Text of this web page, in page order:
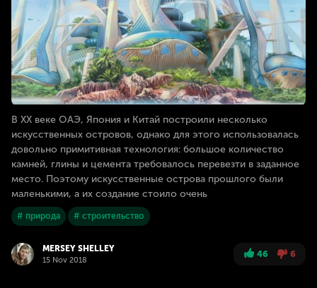
В XX веке ОАЭ, Япония и Китай построили несколько
искусственных островов, однако для этого использовалась
довольно примитивная технология: большое количество
камней, глины и цемента требовалось перевезти в заданное
место. Поэтому искусственные острова прошлого были
маленькими, а их создание стоило очень
# природа # строительство
MERSEY SHELLEY
15 Nov 2018
46 6